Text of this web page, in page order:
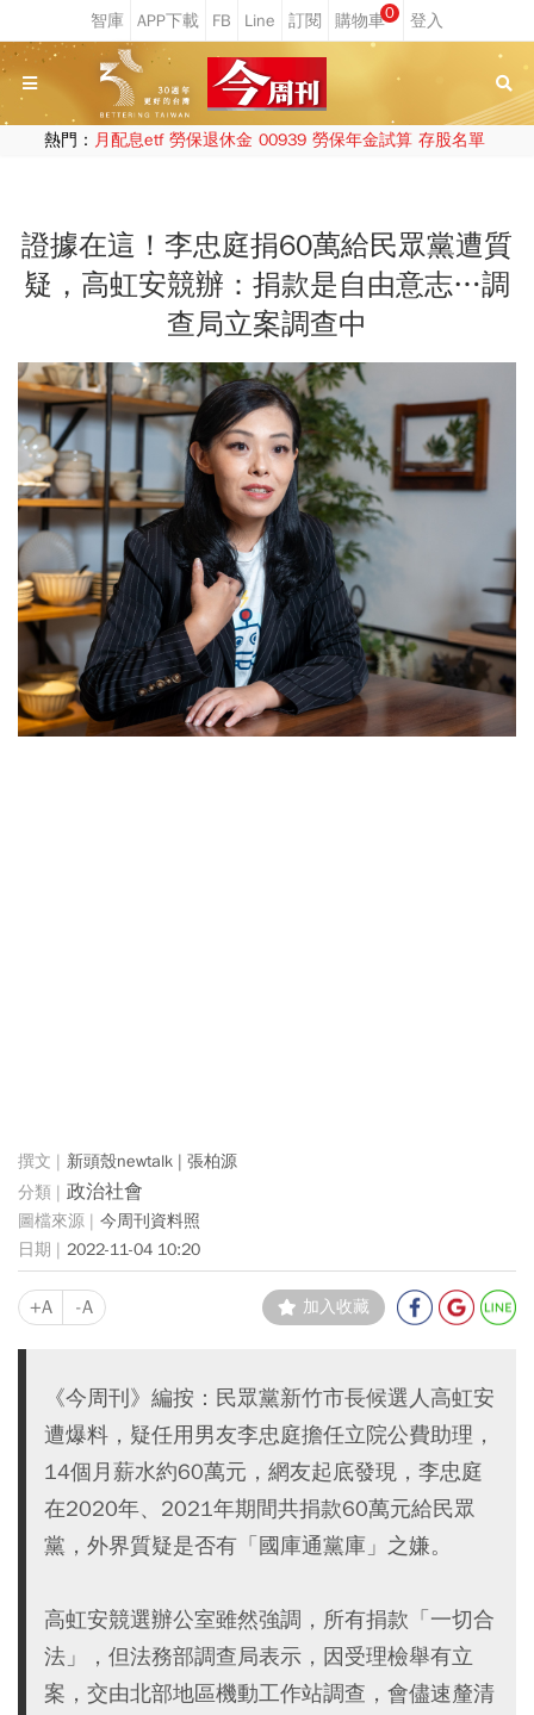
0
熱門： 月配息etf 勞保退休金 00939 勞保年金試算 存股名單
證據在這！李忠庭捐60萬給民眾黨遭質
疑，高虹安競辦：捐款是自由意志…調
查局立案調查中
新頭殼newtalk | 張柏源
政治社會
今周刊資料照
2022-11-04 10:20
+A -A 加入收藏
《今周刊》編按：民眾黨新竹市長候選人高虹安
遭爆料，疑任用男友李忠庭擔任立院公費助理，
14個月薪水約60萬元，網友起底發現，李忠庭
在2020年、2021年期間共捐款60萬元給民眾
黨，外界質疑是否有「國庫通黨庫」之嫌。
高虹安競選辦公室雖然強調，所有捐款「一切合
法」，但法務部調查局表示，因受理檢舉有立
案，交由北部地區機動工作站調查，會儘速釐清